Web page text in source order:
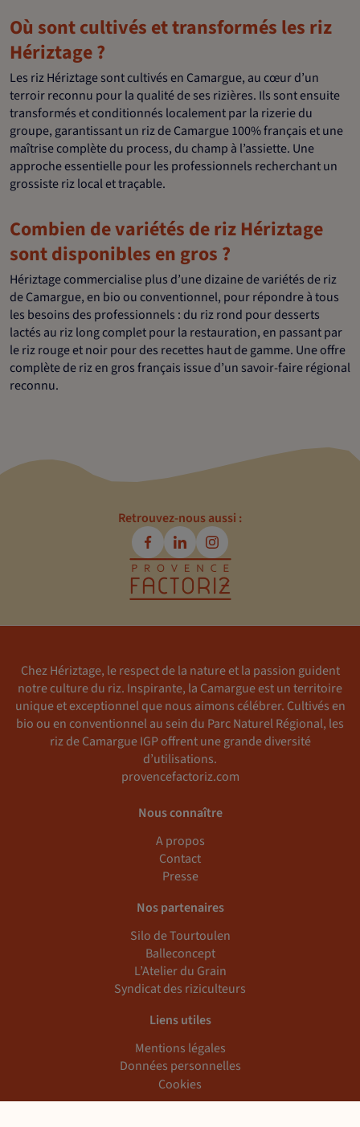
Où sont cultivés et transformés les riz
Hériztage ?
Les riz Hériztage sont cultivés en Camargue, au cœur d’un
terroir reconnu pour la qualité de ses rizières. Ils sont ensuite
transformés et conditionnés localement par la rizerie du
groupe, garantissant un riz de Camargue 100% français et une
maîtrise complète du process, du champ à l’assiette. Une
approche essentielle pour les professionnels recherchant un
grossiste riz local et traçable.
Combien de variétés de riz Hériztage
sont disponibles en gros ?
Hériztage commercialise plus d’une dizaine de variétés de riz
de Camargue, en bio ou conventionnel, pour répondre à tous
les besoins des professionnels : du riz rond pour desserts
lactés au riz long complet pour la restauration, en passant par
le riz rouge et noir pour des recettes haut de gamme. Une offre
complète de riz en gros français issue d’un savoir-faire régional
reconnu.
Retrouvez-nous aussi :
Chez Hériztage, le respect de la nature et la passion guident
notre culture du riz. Inspirante, la Camargue est un territoire
unique et exceptionnel que nous aimons célébrer. Cultivés en
bio ou en conventionnel au sein du Parc Naturel Régional, les
riz de Camargue IGP offrent une grande diversité
d’utilisations.
provencefactoriz.com
Nous connaître
A propos
Contact
Presse
Nos partenaires
Silo de Tourtoulen
Balleconcept
L’Atelier du Grain
Syndicat des riziculteurs
Liens utiles
Mentions légales
Données personnelles
Cookies